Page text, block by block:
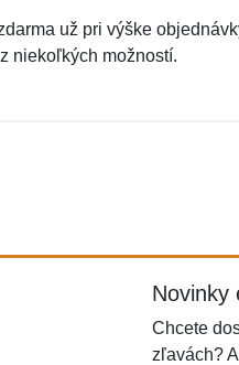
už pri výške
niekoľkých možností.
Novinky
Chcete
zľavách?